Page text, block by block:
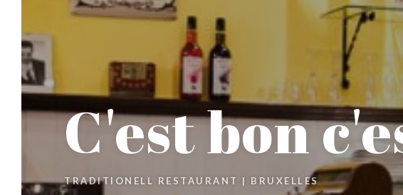
C'est bon
TRADITIONELL RESTAURANT | BRUXELLES